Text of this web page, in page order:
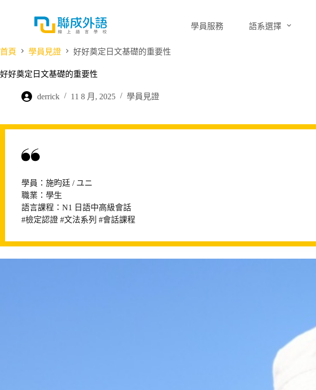
要
容
學員服務 語系選擇
首頁 學員見證 好好奠定日文基礎的重要性
好好奠定日文基礎的重要性
derrick 11 8 月, 2025 學員見證
學員：施昀廷 / ユニ
職業：學生
語言課程：N1 日語中高級會話
#檢定認證 #文法系列 #會話課程